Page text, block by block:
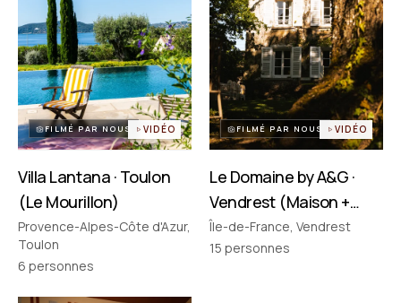
FILMÉ PAR NOUS VIDÉO
Villa Lantana · Toulon
(Le Mourillon)
Provence-Alpes-Côte d'Azur,
Toulon
6 personnes
FILMÉ PAR NOUS VIDÉO
Le Domaine by A&G ·
Vendrest (Maison +
Pavillon)
Île-de-France, Vendrest
15 personnes